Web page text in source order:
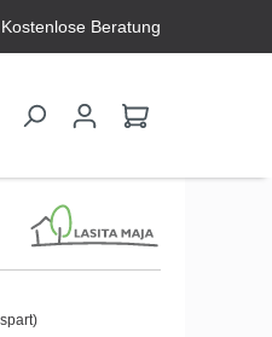
Kostenlose Beratung